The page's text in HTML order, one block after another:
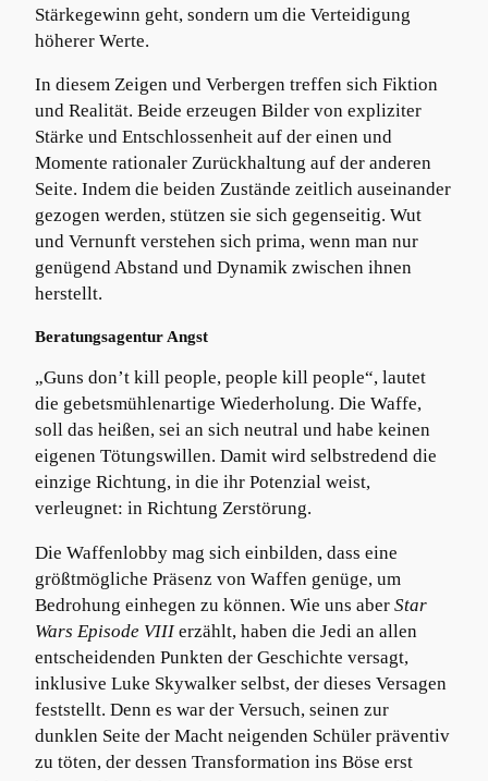
Stärkegewinn geht, sondern um die Verteidigung
höherer Werte.
In diesem Zeigen und Verbergen treffen sich Fiktion
und Realität. Beide erzeugen Bilder von expliziter
Stärke und Entschlossenheit auf der einen und
Momente rationaler Zurückhaltung auf der anderen
Seite. Indem die beiden Zustände zeitlich auseinander
gezogen werden, stützen sie sich gegenseitig. Wut
und Vernunft verstehen sich prima, wenn man nur
genügend Abstand und Dynamik zwischen ihnen
herstellt.
Beratungsagentur Angst
„Guns don’t kill people, people kill people“, lautet
die gebetsmühlenartige Wiederholung. Die Waffe,
soll das heißen, sei an sich neutral und habe keinen
eigenen Tötungswillen. Damit wird selbstredend die
einzige Richtung, in die ihr Potenzial weist,
verleugnet: in Richtung Zerstörung.
Die Waffenlobby mag sich einbilden, dass eine
größtmögliche Präsenz von Waffen genüge, um
Bedrohung einhegen zu können. Wie uns aber Star
Wars Episode VIIIerzählt, haben die Jedi an allen
entscheidenden Punkten der Geschichte versagt,
inklusive Luke Skywalker selbst, der dieses Versagen
feststellt. Denn es war der Versuch, seinen zur
dunklen Seite der Macht neigenden Schüler präventiv
zu töten, der dessen Transformation ins Böse erst